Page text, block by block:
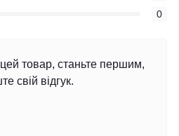
0
цей товар, станьте першим,
свій відгук.